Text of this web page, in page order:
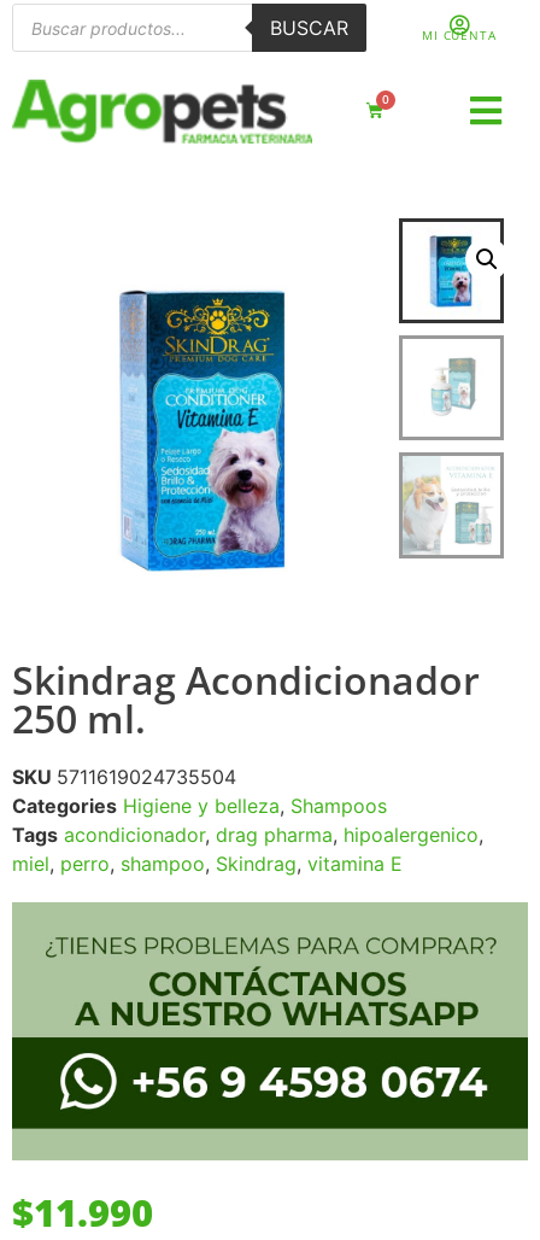
BUSCAR MI CUENTA
0
Skindrag Acondicionador
250 ml.
SKU 5711619024735504
Categories Higiene y belleza, Shampoos
Tags acondicionador, drag pharma, hipoalergenico,
miel, perro, shampoo, Skindrag, vitamina E
$11.990